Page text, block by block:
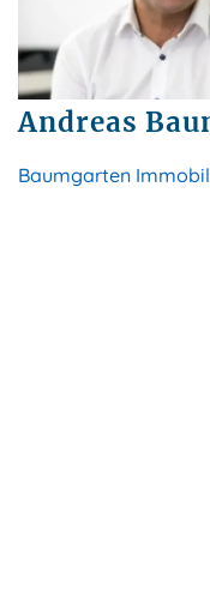
Andreas
Baumgarten